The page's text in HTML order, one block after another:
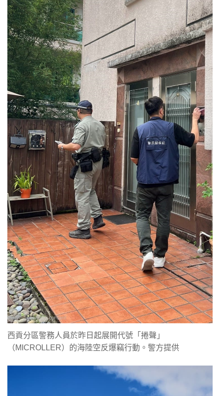
西貢分區警務人員於昨日起展開代號「捲聲」
（MICROLLER）的海陸空反爆竊行動。警方提供